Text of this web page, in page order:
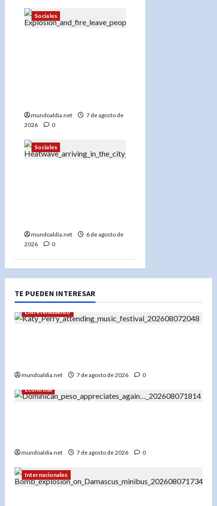
Sociales
mundoaldia.net
7 de agosto de
2026
0
Sociales
mundoaldia.net
6 de agosto de
2026
0
TE PUEDEN INTERESAR
Entretenimiento
mundoaldia.net 7 de agosto de 2026
0
Economía
mundoaldia.net 7 de agosto de 2026 0
Internacionales